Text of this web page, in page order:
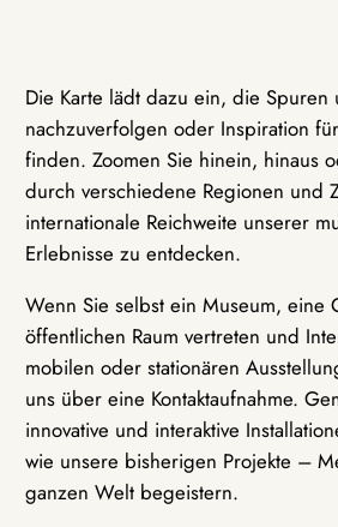
Die Karte lädt dazu ein, die
nachzuverfolgen oder Inspiration
finden. Zoomen Sie hinein, hinaus
durch verschiedene Regionen und
internationale Reichweite unserer
Erlebnisse zu entdecken.
Wenn Sie selbst ein Museum, eine
öffentlichen Raum vertreten und
mobilen oder stationären
uns über eine Kontaktaufnahme.
innovative und interaktive
wie unsere bisherigen Projekte –
ganzen Welt begeistern.